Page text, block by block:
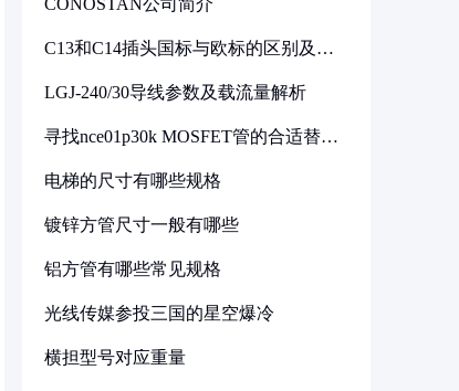
CONOSTAN公司简介
C13和C14插头国标与欧标的区别及其
LGJ-240/30导线参数及载流量解析
寻找nce01p30k MOSFET管的合适替代
电梯的尺寸有哪些规格
镀锌方管尺寸一般有哪些
铝方管有哪些常见规格
光线传媒参投三国的星空爆冷
横担型号对应重量